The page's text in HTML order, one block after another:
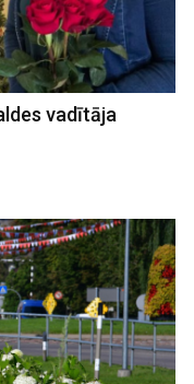
vadītāja